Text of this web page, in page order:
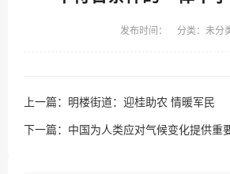
发布时间： 分类：未分
上一篇： 明楼街道：迎桂助农 情暖军民
下一篇： 中国为人类应对气候变化提供重